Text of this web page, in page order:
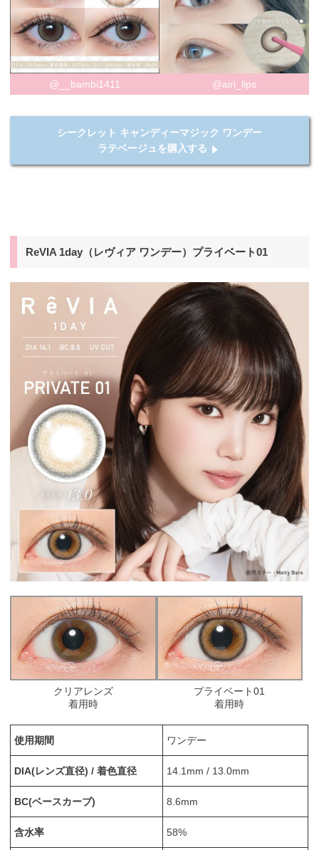
@__bambi1411 @airi_lips
シークレット キャンディーマジック ワンデー
ラテベージュを購入する
ReVIA 1day（レヴィア ワンデー）プライベート01
クリアレンズ
着用時
プライベート01
着用時
使用期間 ワンデー
DIA(レンズ直径) / 着色直径 14.1mm / 13.0mm
BC(ベースカーブ) 8.6mm
含水率 58%